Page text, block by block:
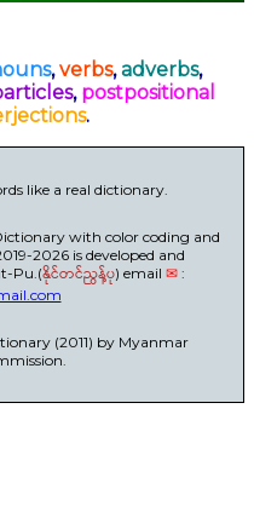
,verbs,adverbs,
, postpositional
.
like a real dictionary.
with color coding and
2026 is developed and
Pu.(နိုင်တင်ညွန့်ပု) email ✉:
(2011) by Myanmar